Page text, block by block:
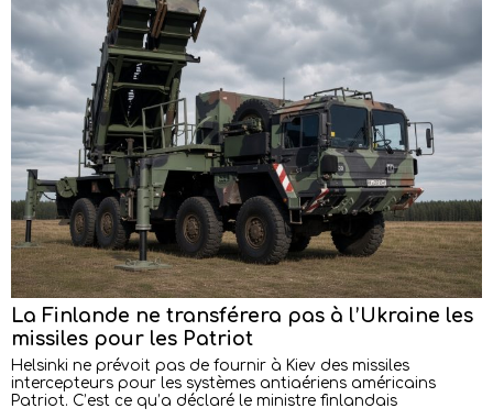
La Finlande ne transférera pas à l’Ukraine les
missiles pour les Patriot
Helsinki ne prévoit pas de fournir à Kiev des missiles
intercepteurs pour les systèmes antiaériens américains
Patriot. C’est ce qu’a déclaré le ministre finlandais